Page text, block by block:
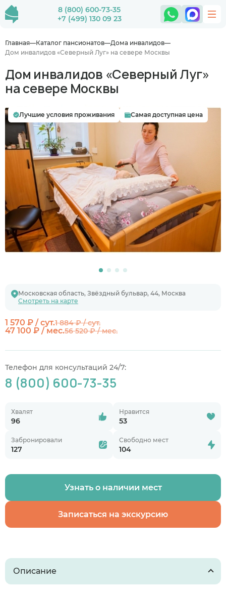
8 (800) 600-73-35
+7 (499) 130 09 23
Главная Каталог пансионатов
Дома инвалидов
Дом инвалидов «Северный Луг» на севере Москвы
Дом инвалидов «Северный Луг»
на севере Москвы
Московская область, Звёздный бульвар, 44, Москва
Смотреть на карте
1 570 ₽ / сут.1 884 ₽ / сут.
47 100 ₽ / мес.56 520 ₽ / мес.
Телефон для консультаций 24/7:
8 (800) 600-73-35
Хвалят
96
Нравится
53
Забронировали
127
Свободно мест
104
Узнать о наличии мест
Записаться на экскурсию
Лучшие условия проживания Самая доступная цена
Описание